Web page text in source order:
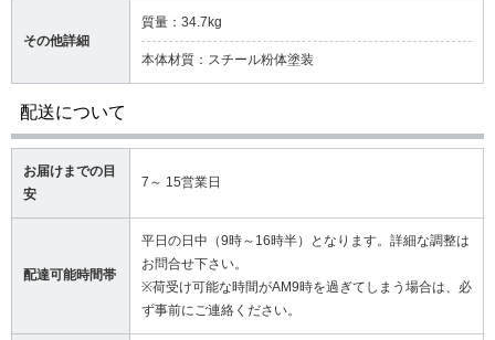
その他詳細
質量：34.7kg
本体材質：スチール粉体塗装
配送について
お届けまでの目
安
7～ 15営業日
配達可能時間帯
平日の日中（9時～16時半）となります。詳細な調整は
お問合せ下さい。
※荷受け可能な時間がAM9時を過ぎてしまう場合は、必
ず事前にご連絡ください。